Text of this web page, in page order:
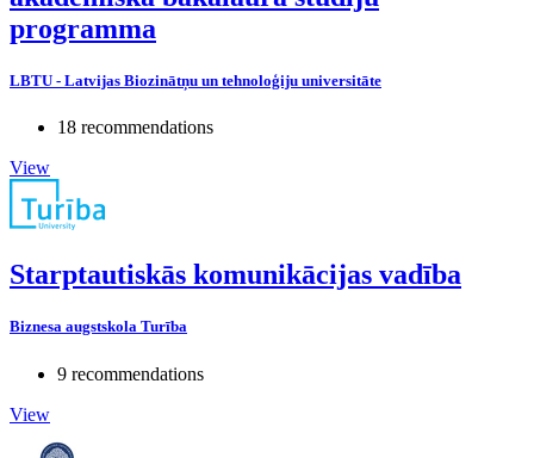
programma
LBTU - Latvijas Biozinātņu un tehnoloģiju universitāte
18 recommendations
View
Starptautiskās komunikācijas vadība
Biznesa augstskola Turība
9 recommendations
View